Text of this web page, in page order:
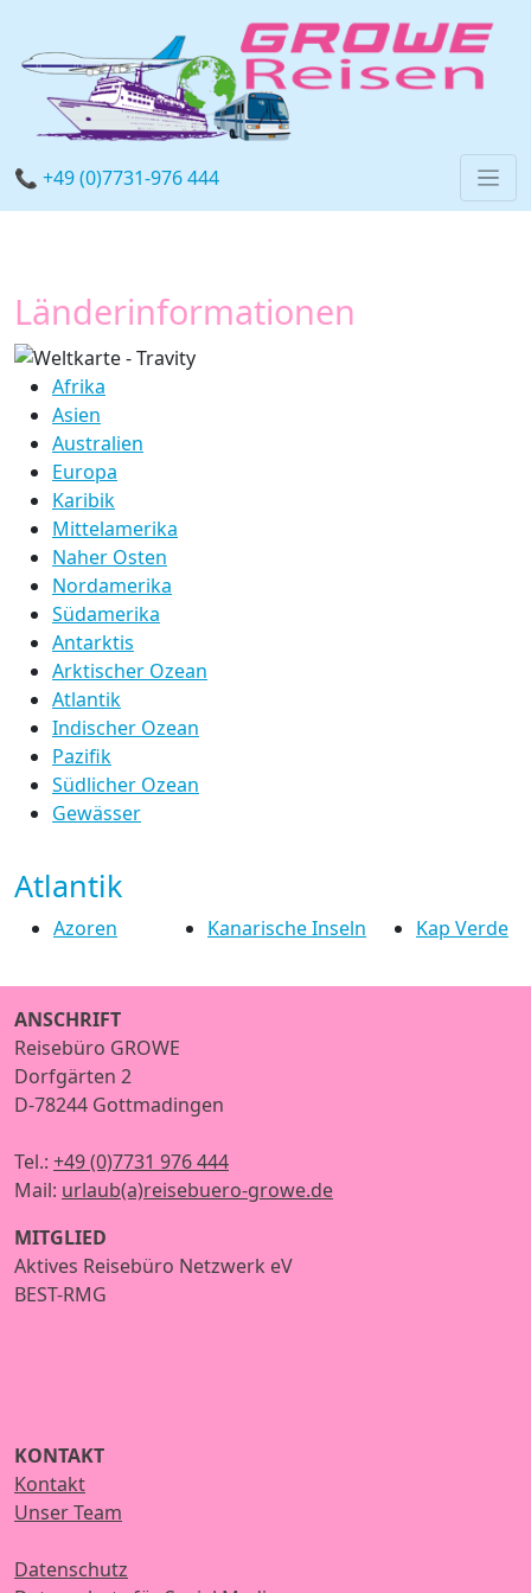
📞 +49 (0)7731-976 444
Länderinformationen
Afrika
Asien
Australien
Europa
Karibik
Mittelamerika
Naher Osten
Nordamerika
Südamerika
Antarktis
Arktischer Ozean
Atlantik
Indischer Ozean
Pazifik
Südlicher Ozean
Gewässer
Atlantik
Azoren Kanarische Inseln Kap Verde
ANSCHRIFT
Reisebüro GROWE
Dorfgärten 2
D-78244 Gottmadingen
Tel.: +49 (0)7731 976 444
Mail: urlaub(a)reisebuero-growe.de
MITGLIED
Aktives Reisebüro Netzwerk eV
BEST-RMG
KONTAKT
Kontakt
Unser Team
Datenschutz